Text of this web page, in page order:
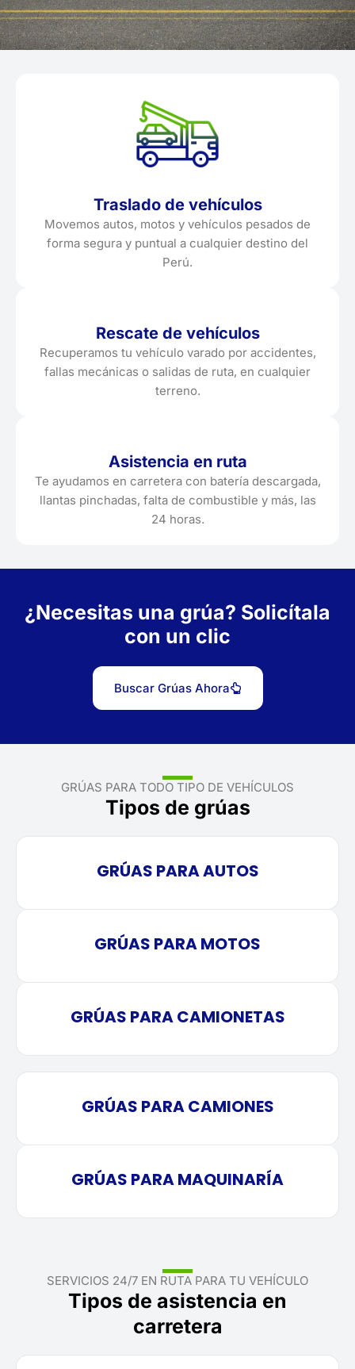
Traslado de vehículos
Movemos autos, motos y vehículos pesados de
forma segura y puntual a cualquier destino del
Perú.
Rescate de vehículos
Recuperamos tu vehículo varado por accidentes,
fallas mecánicas o salidas de ruta, en cualquier
terreno.
Asistencia en ruta
Te ayudamos en carretera con batería descargada,
llantas pinchadas, falta de combustible y más, las
24 horas.
¿Necesitas una grúa? Solicítala
con un clic
Buscar Grúas Ahora
GRÚAS PARA TODO TIPO DE VEHÍCULOS
Tipos de grúas
GRÚAS PARA AUTOS
GRÚAS PARA MOTOS
GRÚAS PARA CAMIONETAS
GRÚAS PARA CAMIONES
GRÚAS PARA MAQUINARÍA
SERVICIOS 24/7 EN RUTA PARA TU VEHÍCULO
Tipos de asistencia en
carretera